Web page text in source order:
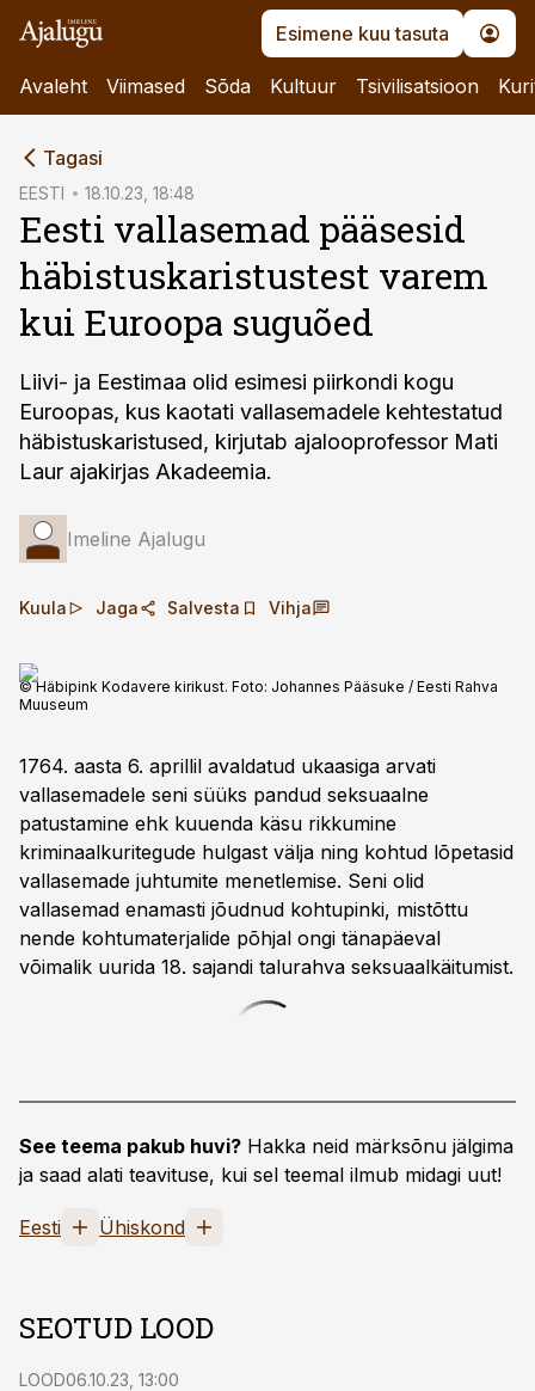
Esimene kuu tasuta
Avaleht Viimased Sõda Kultuur Tsivilisatsioon
Tagasi
EESTI 18.10.23, 18:48
Eesti vallasemad pääsesid
häbistuskaristustest varem
kui Euroopa suguõed
Liivi- ja Eestimaa olid esimesi piirkondi kogu
Euroopas, kus kaotati vallasemadele kehtestatud
häbistuskaristused, kirjutab ajalooprofessor Mati
Laur ajakirjas Akadeemia.
Imeline Ajalugu
Kuula Jaga Salvesta Vihja
© Häbipink Kodavere kirikust. Foto: Johannes Pääsuke / Eesti Rahva
Muuseum
1764. aasta 6. aprillil avaldatud ukaasiga arvati
vallasemadele seni süüks pandud seksuaalne
patustamine ehk kuuenda käsu rikkumine
kriminaalkuritegude hulgast välja ning kohtud lõpetasid
vallasemade juhtumite menetlemise. Seni olid
vallasemad enamasti jõudnud kohtupinki, mistõttu
nende kohtumaterjalide põhjal ongi tänapäeval
võimalik uurida 18. sajandi talurahva seksuaalkäitumist.
See teema pakub huvi? Hakka neid märksõnu jälgima
ja saad alati teavituse, kui sel teemal ilmub midagi uut!
Eesti Ühiskond
SEOTUD LOOD
LOOD06.10.23, 13:00